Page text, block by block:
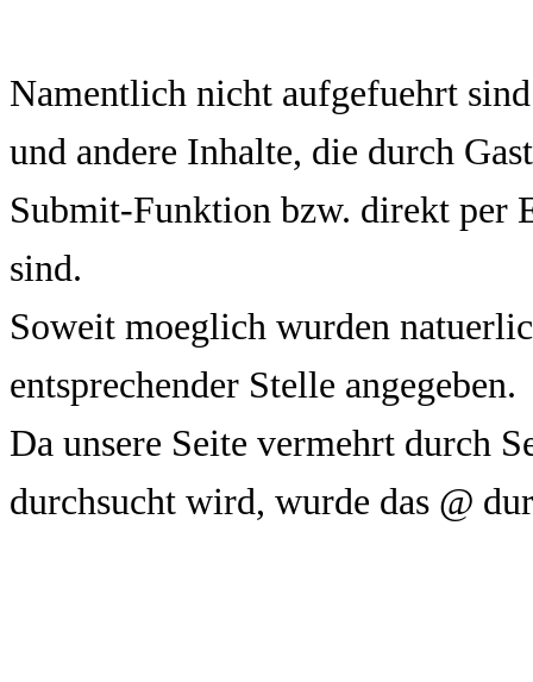
Namentlich nicht aufgefuehrt
und andere Inhalte, die durch
Submit-Funktion bzw. direkt per
sind.
Soweit moeglich wurden
entsprechender Stelle angegeben.
Da unsere Seite vermehrt durch
durchsucht wird, wurde das @